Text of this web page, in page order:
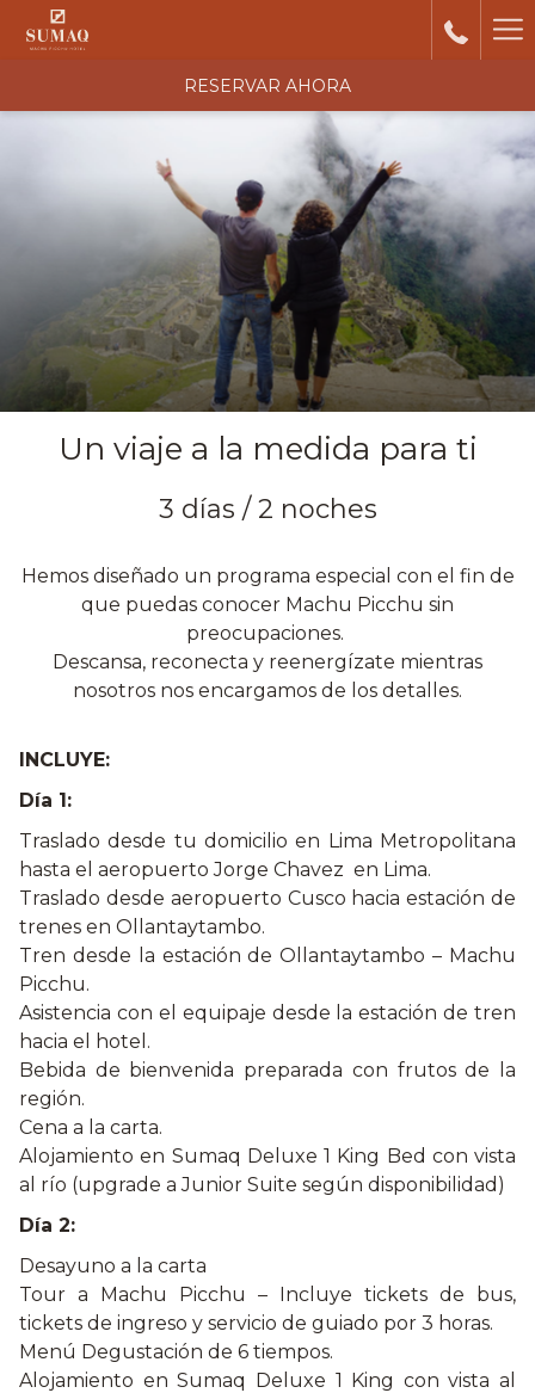
RESERVAR AHORA
Un viaje a la medida para ti
3 días / 2 noches
Hemos diseñado un programa especial con el fin de
que puedas conocer Machu Picchu sin
preocupaciones.
Descansa, reconecta y reenergízate mientras
nosotros nos encargamos de los detalles.
INCLUYE:
Día 1:
Traslado desde tu domicilio en Lima Metropolitana
hasta el aeropuerto Jorge Chavez en Lima.
Traslado desde aeropuerto Cusco hacia estación de
trenes en Ollantaytambo.
Tren desde la estación de Ollantaytambo – Machu
Picchu.
Asistencia con el equipaje desde la estación de tren
hacia el hotel.
Bebida de bienvenida preparada con frutos de la
región.
Cena a la carta.
Alojamiento en Sumaq Deluxe 1 King Bed con vista
al río (upgrade a Junior Suite según disponibilidad)
Día 2:
Desayuno a la carta
Tour a Machu Picchu – Incluye tickets de bus,
tickets de ingreso y servicio de guiado por 3 horas.
Menú Degustación de 6 tiempos.
Alojamiento en Sumaq Deluxe 1 King con vista al